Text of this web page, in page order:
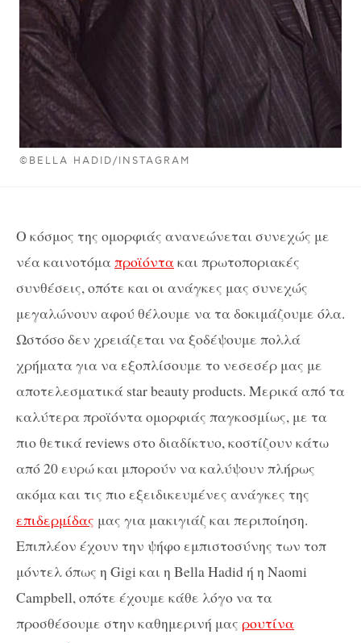
©BELLA HADID/INSTAGRAM
Ο κόσμος της ομορφιάς ανανεώνεται συνεχώς με
νέα καινοτόμαπροϊόντακαι πρωτοποριακές
συνθέσεις, οπότε και οι ανάγκες μας συνεχώς
μεγαλώνουν αφού θέλουμε να τα δοκιμάζουμε όλα.
Ωστόσο δεν χρειάζεται να ξοδέψουμε πολλά
χρήματα για να εξοπλίσουμε το νεσεσέρ μας με
αποτελεσματικά star beauty products. Μερικά από τα
καλύτερα προϊόντα ομορφιάς παγκοσμίως, με τα
πιο θετικά reviews στο διαδίκτυο, κοστίζουν κάτω
από 20 ευρώ και μπορούν να καλύψουν πλήρως
ακόμα και τις πιο εξειδικευμένες ανάγκες της
επιδερμίδας μας για μακιγιάζ και περιποίηση.
Επιπλέον έχουν την ψήφο εμπιστοσύνης των τοπ
μόντελ όπως η Gigi και η Bella Hadid ή η Naomi
Campbell, οπότε έχουμε κάθε λόγο να τα
προσθέσουμε στην καθημερινή μας ρουτίνα